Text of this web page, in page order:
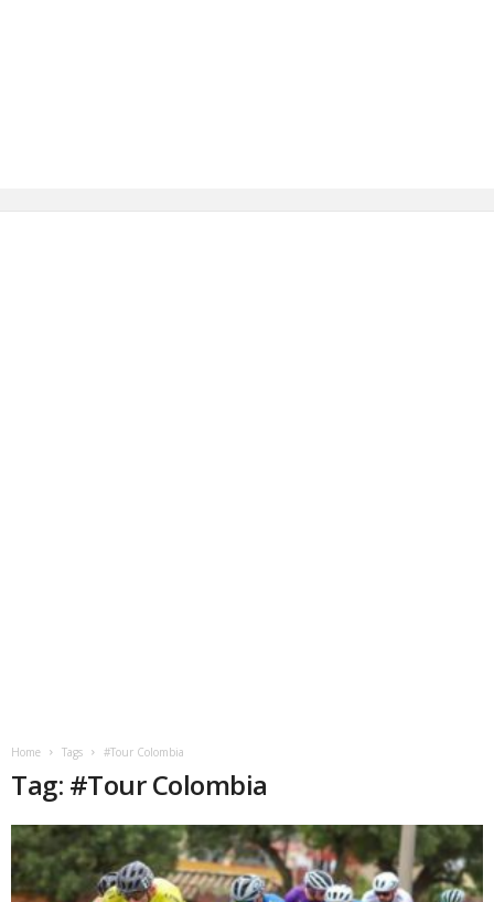
Home Tags #Tour Colombia
Tag: #Tour Colombia